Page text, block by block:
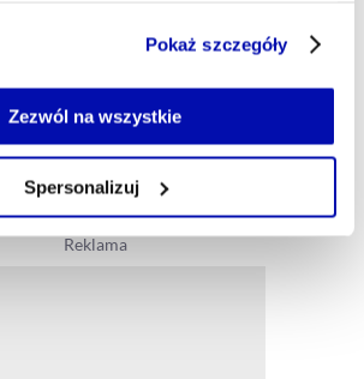
zgody na zapisywanie plików cookie,
swoimi uprawnieniami, np. we
internetowej lub po wybraniu opcji
.
Pokaż szczegóły
Zezwól na wszystkie
Spersonalizuj